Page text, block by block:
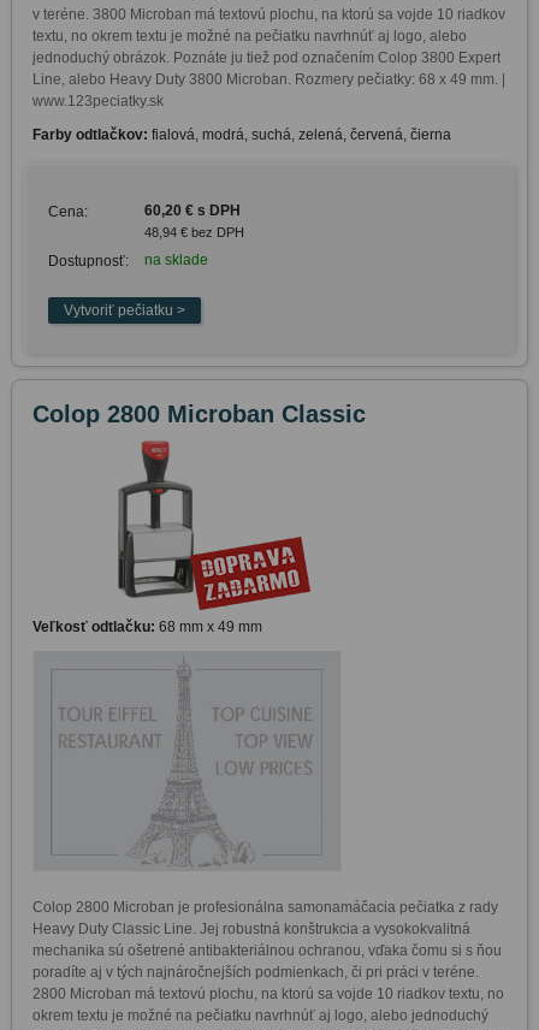
v teréne. 3800 Microban má textovú plochu, na ktorú sa vojde 10 riadkov
textu, no okrem textu je možné na pečiatku navrhnúť aj logo, alebo
jednoduchý obrázok. Poznáte ju tiež pod označením Colop 3800 Expert
Line, alebo Heavy Duty 3800 Microban. Rozmery pečiatky: 68 x 49 mm. |
www.123peciatky.sk
Farby odtlačkov: fialová, modrá, suchá, zelená, červená, čierna
Cena: 60,20 € s DPH
48,94 € bez DPH
Dostupnosť: na sklade
Colop 2800 Microban Classic
Veľkosť odtlačku: 68 mm x 49 mm
Colop 2800 Microban je profesionálna samonamáčacia pečiatka z rady
Heavy Duty Classic Line. Jej robustná konštrukcia a vysokokvalitná
mechanika sú ošetrené antibakteriálnou ochranou, vďaka čomu si s ňou
poradíte aj v tých najnáročnejších podmienkach, či pri práci v teréne.
2800 Microban má textovú plochu, na ktorú sa vojde 10 riadkov textu, no
okrem textu je možné na pečiatku navrhnúť aj logo, alebo jednoduchý